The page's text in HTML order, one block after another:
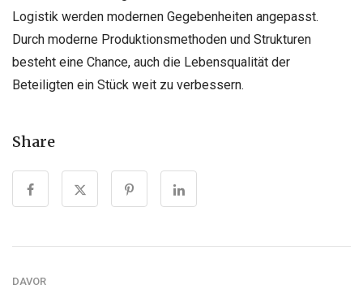
Logistik werden modernen Gegebenheiten angepasst.
Durch moderne Produktionsmethoden und Strukturen
besteht eine Chance, auch die Lebensqualität der
Beteiligten ein Stück weit zu verbessern.
Share
DAVOR